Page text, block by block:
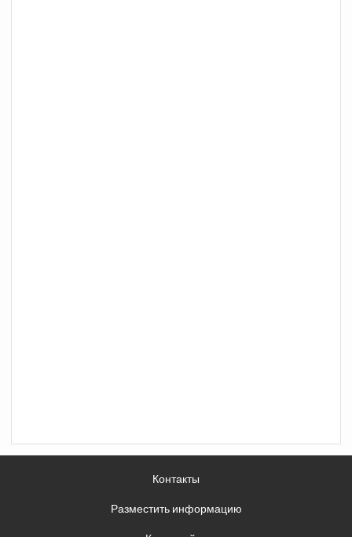
Контакты
Разместить информацию